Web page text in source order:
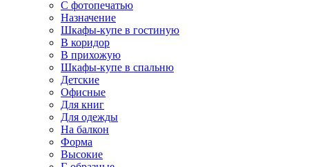
С фотопечатью
Назначение
Шкафы-купе в гостиную
В коридор
В прихожую
Шкафы-купе в спальню
Детские
Офисные
Для книг
Для одежды
На балкон
Форма
Высокие